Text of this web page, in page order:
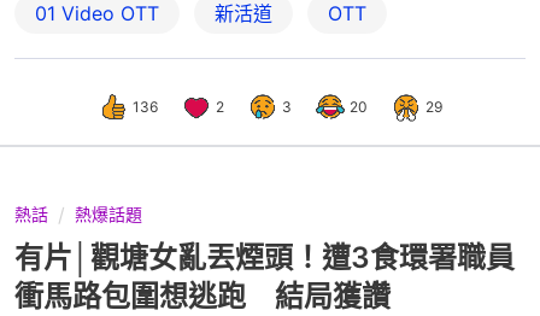
01‌ ‌Video‌ ‌OTT 新活道 OTT
136 2 3 20 29
熱話 熱爆話題
有片│觀塘女亂丟煙頭！遭3食環署職員
衝馬路包圍想逃跑 結局獲讚